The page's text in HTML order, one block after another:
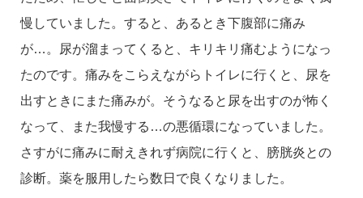
慢していました。すると、あるとき下腹部に痛み
が…。尿が溜まってくると、キリキリ痛むようになっ
たのです。痛みをこらえながらトイレに行くと、尿を
出すときにまた痛みが。そうなると尿を出すのが怖く
なって、また我慢する…の悪循環になっていました。
さすがに痛みに耐えきれず病院に行くと、膀胱炎との
診断。薬を服用したら数日で良くなりました。